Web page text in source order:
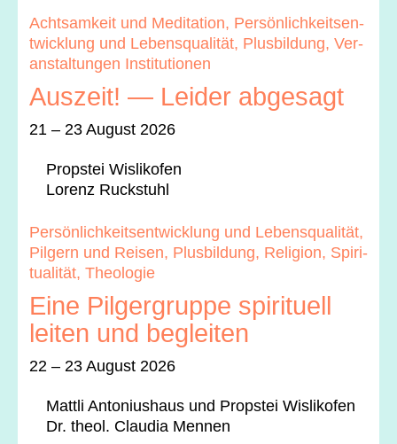
Acht­samkeit und Med­i­ta­tion, Per­sön­lichkeit­sen­
twick­lung und Leben­squal­ität, Plus­bil­dung, Ver­
anstal­tun­gen Insti­tu­tio­nen
Auszeit! — Leider abgesagt
21 – 23 August 2026
Prop­stei Wis­likofen
Lorenz Ruck­stuhl
Per­sön­lichkeit­sen­twick­lung und Leben­squal­ität,
Pil­gern und Reisen, Plus­bil­dung, Reli­gion, Spir­i­
tu­al­ität, The­olo­gie
Eine Pilgergruppe spirituell
leiten und begleiten
22 – 23 August 2026
Mat­tli Anto­niushaus und Prop­stei Wis­likofen
Dr. the­ol. Clau­dia Men­nen